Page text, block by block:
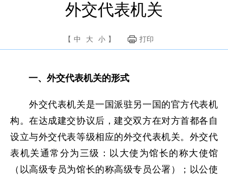
外交代表机关
【 中 大 小 】 打印
一、外交代表机关的形式
外交代表机关是一国派驻另一国的官方代表机
构。在达成建交协议后，建交双方在对方首都各自
设立与外交代表等级相应的外交代表机关。外交代
表机关通常分为三级：以大使为馆长的称大使馆
（以高级专员为馆长的称高级专员公署）；以公使